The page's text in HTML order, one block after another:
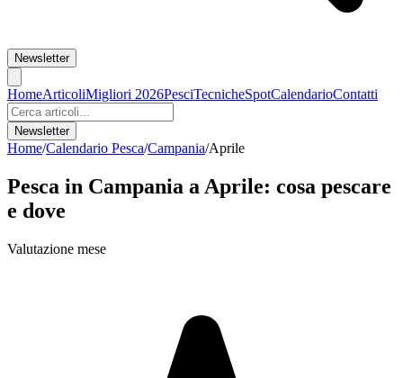
Newsletter
HomeArticoliMigliori 2026PesciTecnicheSpotCalendarioContatti
Newsletter
Home/Calendario Pesca/Campania/Aprile
Pesca in Campania a Aprile: cosa pescare
e dove
Valutazione mese